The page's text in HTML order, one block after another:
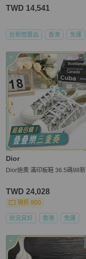
TWD 14,541
近新閒置品 香港 免運
Dior
Dior迪奧 滿印板鞋 36.5碼98新
TWD 24,028
現折 800
狀況良好 香港 免運